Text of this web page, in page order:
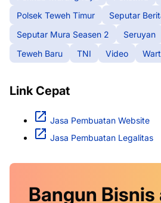
Polsek Teweh Timur
Seputar
Seputar Mura Seasen 2
Seruyan
Teweh Baru
TNI Video
Link Cepat
Jasa Pembuatan Website
Jasa Pembuatan Legalitas
Bangun Bisnis